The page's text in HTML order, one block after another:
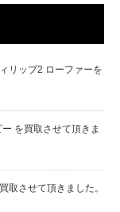
リップ2 ローファーを
を買取させて頂きま
取させて頂きました。